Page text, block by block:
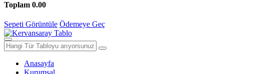
Toplam 0.00
Sepeti Görüntüle Ödemeye Geç
Anasayfa